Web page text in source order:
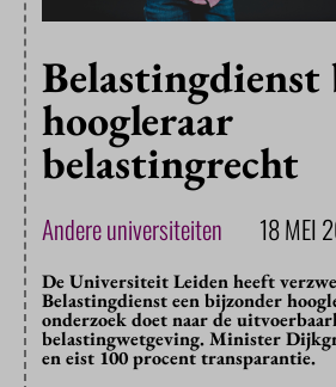
Belastingdienst
hoogleraar
belastingrecht
Andere universiteiten 18 MEI
De Universiteit Leiden heeft
Belastingdienst een bijzonder
onderzoek doet naar de
belastingwetgeving. Minister
en eist 100 procent transparantie.